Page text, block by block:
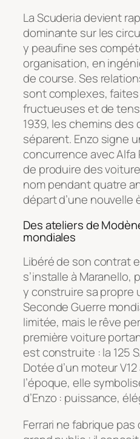
La Scuderia devient
dominante sur les
y peaufine ses
organisation, en
de course. Ses
sont complexes,
fructueuses et de
1939, les chemins
séparent. Enzo signe
concurrence avec Alfa
de produire des
nom pendant quatre
départ d’une nouvelle
Des ateliers de
mondiales
Libéré de son contrat
s’installe à Maranello,
y construire sa propre
Seconde Guerre
limitée, mais le rêve
première voiture
est construite : la 125
Dotée d’un moteur
l’époque, elle
d’Enzo : puissance,
Ferrari ne fabrique